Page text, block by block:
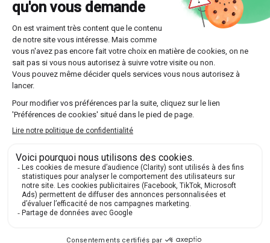
Témoignages de nos élèves à
Marcq-en-Baroeul : laissez-vous
inspirer par leurs succès !